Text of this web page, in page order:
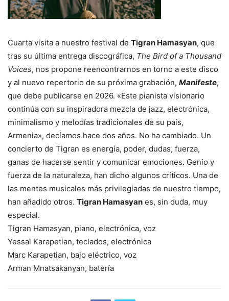
Cuarta visita a nuestro festival de Tigran Hamasyan, que
tras su última entrega discográfica, The Bird of a Thousand
Voices, nos propone reencontrarnos en torno a este disco
y al nuevo repertorio de su próxima grabación, Manifeste,
que debe publicarse en 2026. «Este pianista visionario
continúa con su inspiradora mezcla de jazz, electrónica,
minimalismo y melodías tradicionales de su país,
Armenia», decíamos hace dos años. No ha cambiado. Un
concierto de Tigran es energía, poder, dudas, fuerza,
ganas de hacerse sentir y comunicar emociones. Genio y
fuerza de la naturaleza, han dicho algunos críticos. Una de
las mentes musicales más privilegiadas de nuestro tiempo,
han añadido otros. Tigran Hamasyan es, sin duda, muy
especial.
Tigran Hamasyan, piano, electrónica, voz
Yessaï Karapetian, teclados, electrónica
Marc Karapetian, bajo eléctrico, voz
Arman Mnatsakanyan, batería